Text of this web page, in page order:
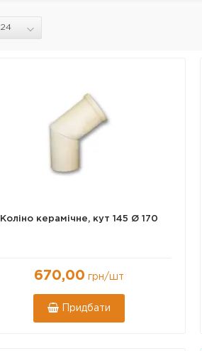
Коліно керамічне, кут 145 Ø 170
670,00 грн/шт
Придбати